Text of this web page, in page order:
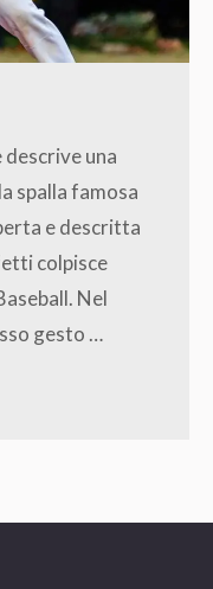
descrive una
spalla famosa
e descritta
colpisce
Nel
gesto …